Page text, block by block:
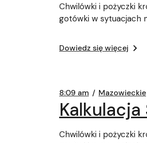
Chwilówki i pożyczki
gotówki w sytuacjach
Dowiedz się więcej
8:09 am Mazowieckie
Chwilówki i pożyczki